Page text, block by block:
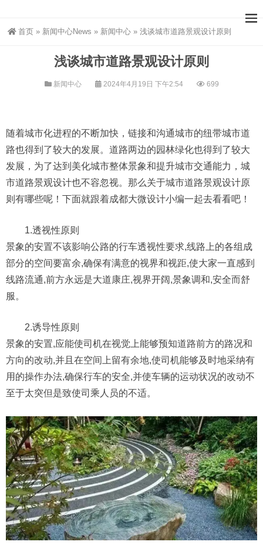
首页 » 新闻中心News » 新闻中心 » 浅谈城市道路景观设计原则
浅谈城市道路景观设计原则
新闻中心 2024年4月19日 下午2:54 699
随着城市化进程的不断加快，链接和沟通城市的纽带城市道
路也得到了较大的发展。道路两边的园林绿化也得到了较大
发展，为了达到美化城市整体景象和提升城市交通能力，城
市道路景观设计也不容忽视。那么关于城市道路景观设计原
则有哪些呢！下面就跟着成都大微设计小编一起去看看吧！
1.透视性原则
景象的安置不该影响公路的行车透视性要求,线路上的各组成
部分的空间要富余,确保有满意的视界和视距,使大家一直感到
线路流通,前方永远是大道康庄,视界开阔,景象调和,安全而舒
服。
2.诱导性原则
景象的安置,应能使司机在视觉上能够预知道路前方的路况和
方向的改动,并且在空间上留有余地,使司机能够及时地采纳有
用的操作办法,确保行车的安全,并使车辆的运动状况的改动不
至于太突但是致使司乘人员的不适。